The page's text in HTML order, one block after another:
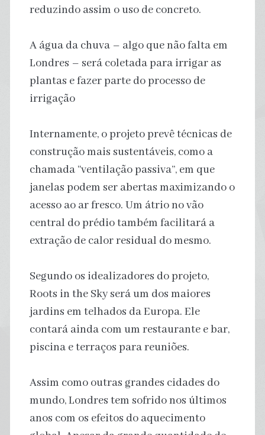
reduzindo assim o uso de concreto.
A água da chuva – algo que não falta em
Londres – será coletada para irrigar as
plantas e fazer parte do processo de
irrigação
Internamente, o projeto prevê técnicas de
construção mais sustentáveis, como a
chamada “ventilação passiva”, em que
janelas podem ser abertas maximizando o
acesso ao ar fresco. Um átrio no vão
central do prédio também facilitará a
extração de calor residual do mesmo.
Segundo os idealizadores do projeto,
Roots in the Sky será um dos maiores
jardins em telhados da Europa. Ele
contará ainda com um restaurante e bar,
piscina e terraços para reuniões.
Assim como outras grandes cidades do
mundo, Londres tem sofrido nos últimos
anos com os efeitos do aquecimento